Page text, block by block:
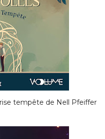
tempête de Nell Pfeiffer